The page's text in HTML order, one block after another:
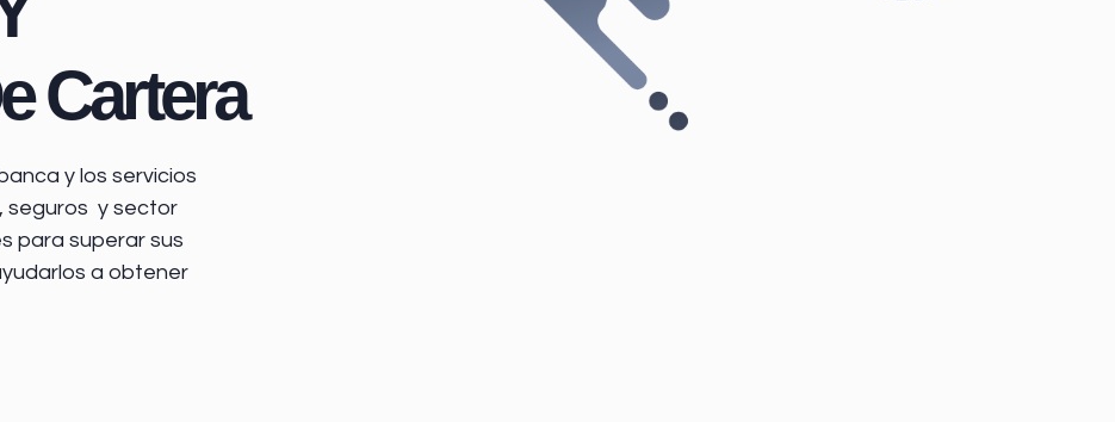
Cartera
y los servicios
seguros y sector
para superar sus
a obtener